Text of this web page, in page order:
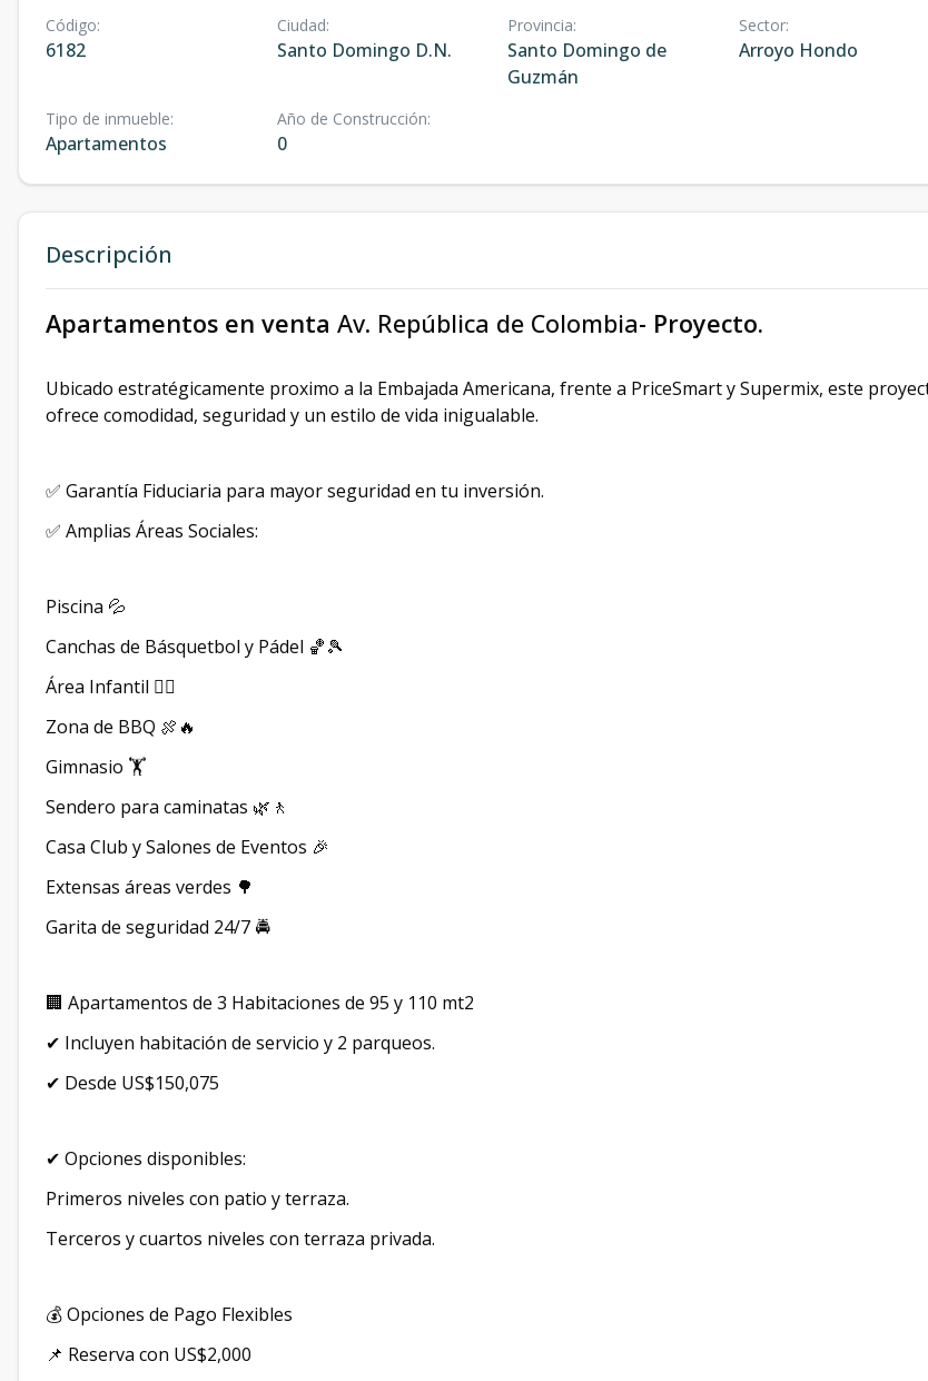
Código:
6182
Ciudad:
Santo Domingo D.N.
Provincia:
Santo Domingo de
Guzmán
Sector:
Arroyo Hondo
Tipo de inmueble:
Apartamentos
Año de Construcción:
0
Descripción
Apartamentos en venta Av. República de Colombia- Proyecto.
Ubicado estratégicamente proximo a la Embajada Americana, frente a PriceSmart y Supermix, este
ofrece comodidad, seguridad y un estilo de vida inigualable.
✅ Garantía Fiduciaria para mayor seguridad en tu inversión.
✅ Amplias Áreas Sociales:
Piscina 💦
Canchas de Básquetbol y Pádel 🏀🎾
Área Infantil 🤸‍♂️
Zona de BBQ 🍖🔥
Gimnasio 🏋️
Sendero para caminatas 🌿🚶
Casa Club y Salones de Eventos 🎉
Extensas áreas verdes 🌳
Garita de seguridad 24/7 🚔
🏢 Apartamentos de 3 Habitaciones de 95 y 110 mt2
✔ Incluyen habitación de servicio y 2 parqueos.
✔ Desde US$150,075
✔ Opciones disponibles:
Primeros niveles con patio y terraza.
Terceros y cuartos niveles con terraza privada.
💰 Opciones de Pago Flexibles
📌 Reserva con US$2,000